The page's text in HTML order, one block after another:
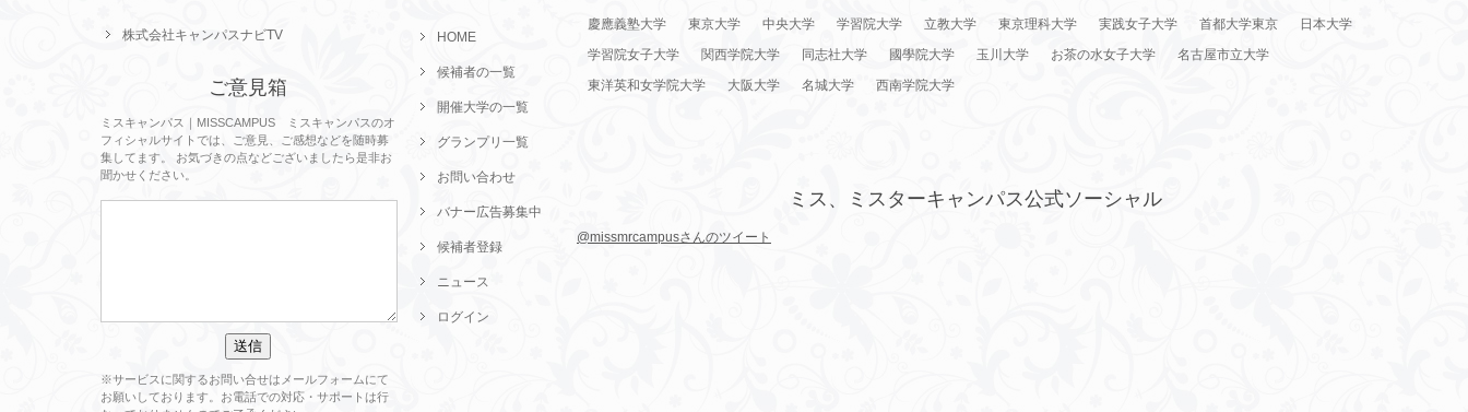
株式会社キャンパスナビTV
ご意見箱
ミスキャンパス｜MISSCAMPUS ミスキャンパスのオ
フィシャルサイトでは、ご意見、ご感想などを随時募
集してます。 お気づきの点などございましたら是非お
聞かせください。
※サービスに関するお問い合せはメールフォームにて
お願いしております。お電話での対応・サポートは行
HOME
候補者の一覧
開催大学の一覧
グランプリ一覧
お問い合わせ
バナー広告募集中
候補者登録
ニュース
ログイン
慶應義塾大学 東京大学 中央大学 学習院大学 立教大学 東京理科大学 実践女子大学 首都大学東京
日本大学
学習院女子大学
関西学院大学 同志社大学 國學院大学 玉川大学 お茶の水女子大学
名古屋市立大学
東洋英和女学院大学
大阪大学 名城大学 西南学院大学
ミス、ミスターキャンパス公式ソーシャル
@missmrcampusさんのツイート